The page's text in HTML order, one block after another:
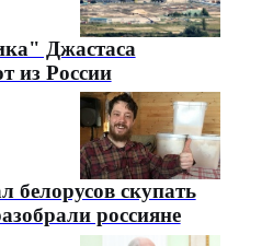
Джастаса
из России
белорусов скупать
россияне